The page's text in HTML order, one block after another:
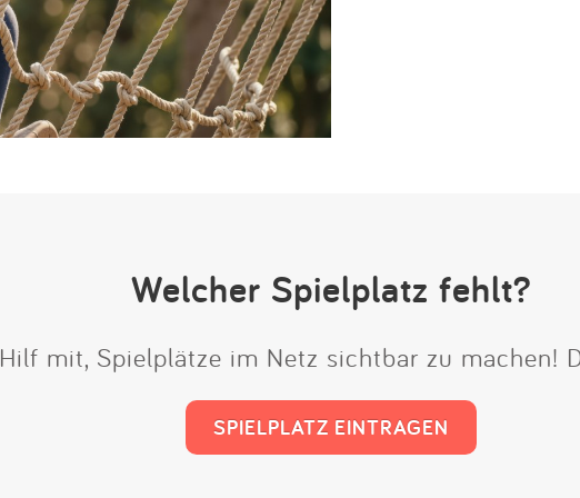
Welcher Spielplatz fehlt?
Hilf mit, Spielplätze im Netz sichtbar zu machen!
SPIELPLATZ EINTRAGEN